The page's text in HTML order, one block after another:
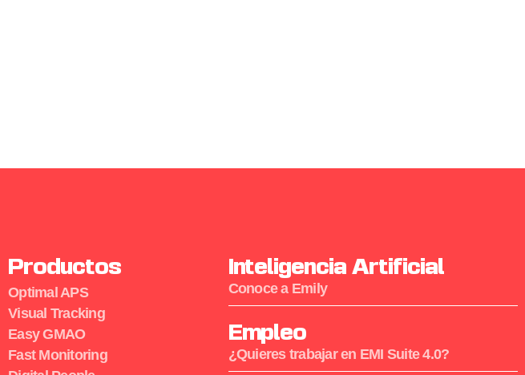
Productos
Optimal APS
Visual Tracking
Easy GMAO
Fast Monitoring
Inteligencia Artificial
Conoce a Emily
Empleo
¿Quieres trabajar en EMI Suite 4.0?